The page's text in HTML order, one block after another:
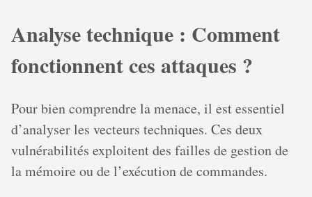
Analyse technique : Comment
fonctionnent ces attaques ?
Pour bien comprendre la menace, il est essentiel
d’analyser les vecteurs techniques. Ces deux
vulnérabilités exploitent des failles de gestion de
la mémoire ou de l’exécution de commandes.